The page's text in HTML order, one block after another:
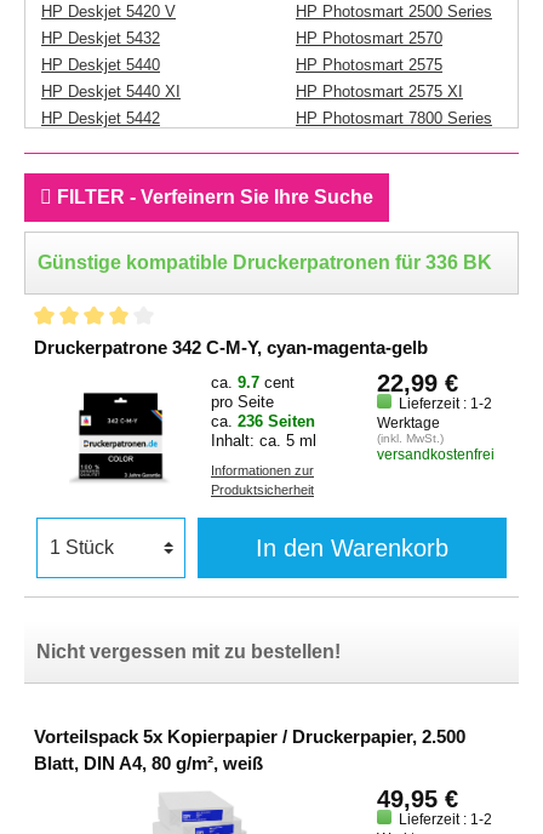
HP Deskjet 5420 V
HP Deskjet 5432
HP Deskjet 5440
HP Deskjet 5440 XI
HP Deskjet 5442
HP Deskjet D 4145
HP Deskjet D 4155
HP Deskjet D 4160
HP Officejet 6300 Series
HP Officejet 6304
HP Officejet 6305
HP Officejet 6310
HP Officejet 6310 Series
HP Officejet 6310 XI
HP Officejet 6313
HP Officejet 6315
HP PSC 1500 Series
HP PSC 1510
HP PSC 1510 XI
HP Photosmart 2500 Series
HP Photosmart 2570
HP Photosmart 2575
HP Photosmart 2575 XI
HP Photosmart 7800 Series
HP Photosmart 7850 Series
HP Photosmart 7850 V
HP Photosmart 7850 XI
HP Photosmart C 3100
Series
HP Photosmart C 3135
HP Photosmart C 3140
HP Photosmart C 3150
HP Photosmart C 3170
HP Photosmart C 3175
HP Photosmart C 3180
HP Photosmart C 3185
HP Photosmart C 3190
FILTER - Verfeinern Sie Ihre Suche
Günstige kompatible Druckerpatronen für 336 BK
Druckerpatrone 342 C-M-Y, cyan-magenta-gelb
ca. 9.7 cent
pro Seite
ca. 236 Seiten
Inhalt: ca. 5 ml
Informationen zur
Produktsicherheit
22,99 €
Lieferzeit : 1-2
Werktage
(inkl. MwSt.)
versandkostenfrei
In den Warenkorb
Nicht vergessen mit zu bestellen!
Vorteilspack 5x Kopierpapier / Druckerpapier, 2.500
Blatt, DIN A4, 80 g/m², weiß
49,95 €
Lieferzeit : 1-2